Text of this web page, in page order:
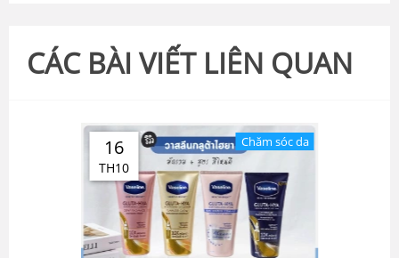
CÁC BÀI VIẾT LIÊN QUAN
16
TH10
Chăm sóc da